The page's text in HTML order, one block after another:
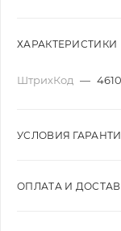
ХАРАКТЕРИСТИКИ
ШтрихКод —
УСЛОВИЯ
ОПЛАТА И